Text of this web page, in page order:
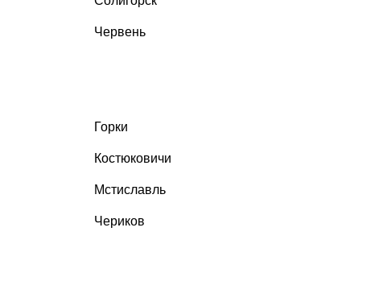
Червень
Горки
Костюковичи
Мстиславль
Чериков